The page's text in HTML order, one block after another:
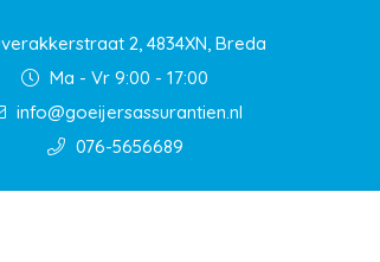
2, 4834XN, Breda
Ma - Vr 9:00 - 17:00
info@goeijersassurantien.nl
076-5656689